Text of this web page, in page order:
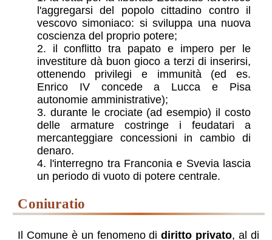
l'aggregarsi del popolo cittadino contro il
vescovo simoniaco: si sviluppa una nuova
coscienza del proprio potere;
il conflitto tra papato e impero per le
investiture dà buon gioco a terzi di inserirsi,
ottenendo privilegi e immunità (ed es.
Enrico IV concede a Lucca e Pisa
autonomie amministrative);
durante le crociate (ad esempio) il costo
delle armature costringe i feudatari a
mercanteggiare concessioni in cambio di
denaro.
l'interregno tra Franconia e Svevia lascia
un periodo di vuoto di potere centrale.
coniuratio
Il Comune è un fenomeno didiritto privato, al di